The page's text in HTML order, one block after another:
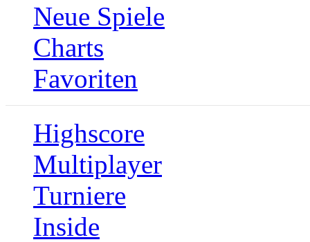
Neue Spiele
Charts
Favoriten
Highscore
Multiplayer
Turniere
Inside